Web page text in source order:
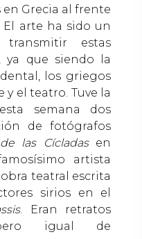
en Grecia al frente
El arte ha sido un
estas
ya que siendo la
los griegos
el teatro. Tuve la
semana dos
de fotógrafos
las Cícladasen
artista
obra teatral escrita
sirios en el
. Eran retratos
igual de